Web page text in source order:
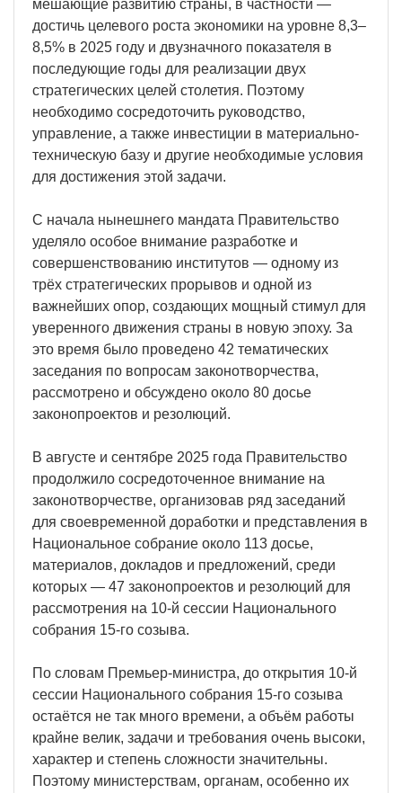
мешающие развитию страны, в частности —
достичь целевого роста экономики на уровне 8,3–
8,5% в 2025 году и двузначного показателя в
последующие годы для реализации двух
стратегических целей столетия. Поэтому
необходимо сосредоточить руководство,
управление, а также инвестиции в материально-
техническую базу и другие необходимые условия
для достижения этой задачи.
С начала нынешнего мандата Правительство
уделяло особое внимание разработке и
совершенствованию институтов — одному из
трёх стратегических прорывов и одной из
важнейших опор, создающих мощный стимул для
уверенного движения страны в новую эпоху. За
это время было проведено 42 тематических
заседания по вопросам законотворчества,
рассмотрено и обсуждено около 80 досье
законопроектов и резолюций.
В августе и сентябре 2025 года Правительство
продолжило сосредоточенное внимание на
законотворчестве, организовав ряд заседаний
для своевременной доработки и представления в
Национальное собрание около 113 досье,
материалов, докладов и предложений, среди
которых — 47 законопроектов и резолюций для
рассмотрения на 10-й сессии Национального
собрания 15-го созыва.
По словам Премьер-министра, до открытия 10-й
сессии Национального собрания 15-го созыва
остаётся не так много времени, а объём работы
крайне велик, задачи и требования очень высоки,
характер и степень сложности значительны.
Поэтому министерствам, органам, особенно их